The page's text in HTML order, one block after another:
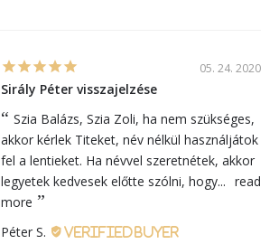
05. 24. 2020
Sirály Péter visszajelzése
Szia Balázs, Szia Zoli, ha nem szükséges,
akkor kérlek Titeket, név nélkül használjátok
fel a lentieket. Ha névvel szeretnétek, akkor
legyetek kedvesek előtte szólni, hogy... read
more
Péter S.